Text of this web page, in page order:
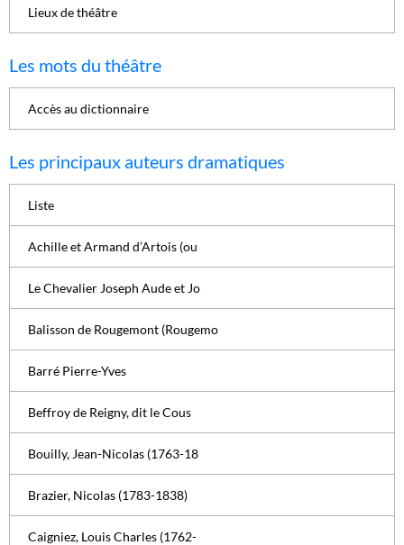
Lieux de théâtre
Les mots du théâtre
Accès au dictionnaire
Les principaux auteurs dramatiques
Liste
Achille et Armand d’Artois (ou
Le Chevalier Joseph Aude et Jo
Balisson de Rougemont (Rougemo
Barré Pierre-Yves
Beffroy de Reigny, dit le Cous
Bouilly, Jean-Nicolas (1763-18
Brazier, Nicolas (1783-1838)
Caigniez, Louis Charles (1762-